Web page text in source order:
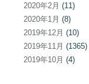
2020年2月 (11)
2020年1月 (8)
2019年12月 (10)
2019年11月 (1365)
2019年10月 (4)